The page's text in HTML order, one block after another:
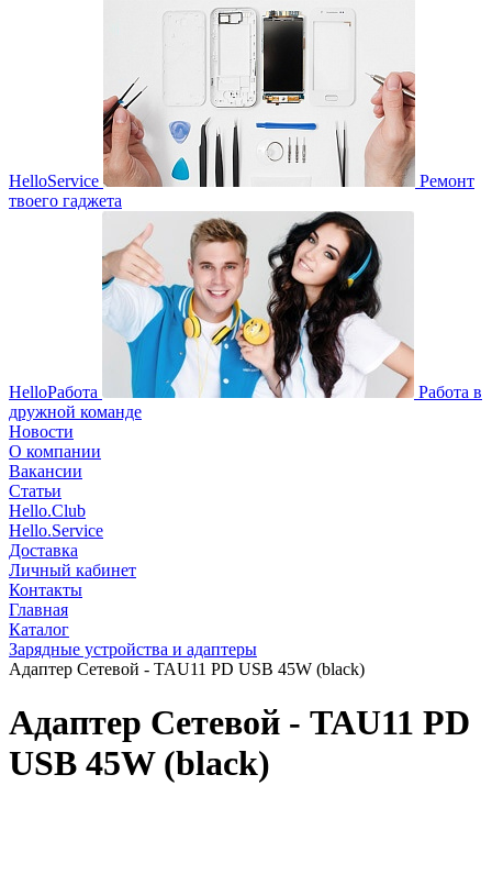
HelloService
Ремонт
твоего гаджета
HelloРабота
Работа в
дружной команде
Новости
О компании
Вакансии
Статьи
Hello.Club
Hello.Service
Доставка
Личный кабинет
Контакты
Главная
Каталог
Зарядные устройства и адаптеры
Адаптер Сетевой - TAU11 PD USB 45W (black)
Адаптер Сетевой - TAU11 PD
USB 45W (black)